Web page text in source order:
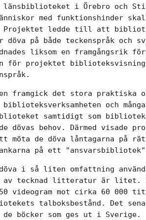
länsbiblioteket i Örebro och
med funktionshinder
Projektet ledde till att
döva på både teckenspråk och
liksom en framgångsrik
för projektet
framgick det stora praktiska
och
samtidigt som
dövas behov. Därmed visade
möta de döva låntagarna på
på ett
i så liten omfattning
av tecknad litteratur är litet.
videogram mot cirka 60 000
talboksbestånd. Det
de böcker som ges ut i Sverige.